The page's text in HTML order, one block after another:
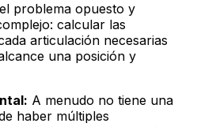
problema opuesto y
calcular las
articulación necesarias
una posición y
A menudo no tiene una
haber múltiples